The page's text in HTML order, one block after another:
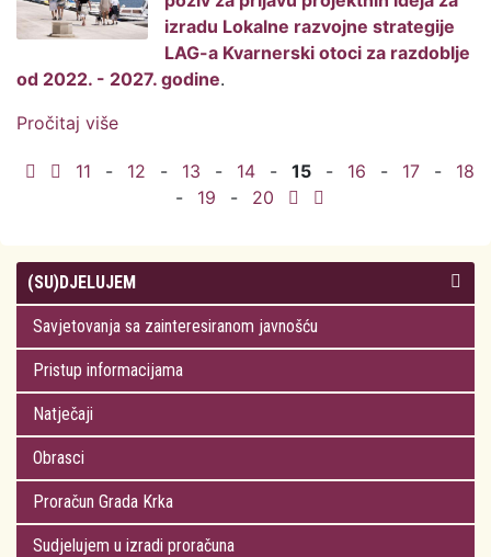
izradu Lokalne razvojne strategije
LAG-a Kvarnerski otoci za razdoblje
od 2022. - 2027. godine.
Pročitaj više
a Kvarnerski otoci za razdoblje od 2022. -
2027. godine
11 - 12 - 13 - 14 - 15 - 16 - 17 -
18
-
19 - 20
(SU)DJELUJEM
Savjetovanja sa zainteresiranom javnošću
Pristup informacijama
Natječaji
Obrasci
Proračun Grada Krka
Sudjelujem u izradi proračuna